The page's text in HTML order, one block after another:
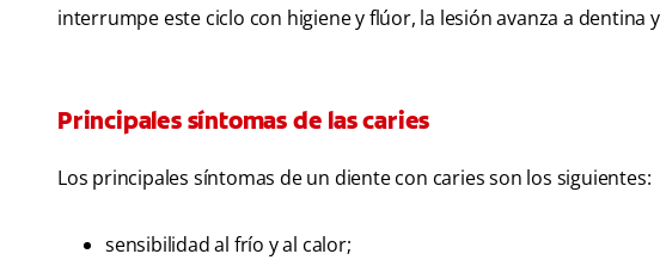
interrumpe este ciclo con higiene y flúor, la lesión avanza a dentina
Principales síntomas de las caries
Los principales síntomas de un diente con caries son los siguientes:
sensibilidad al frío y al calor;